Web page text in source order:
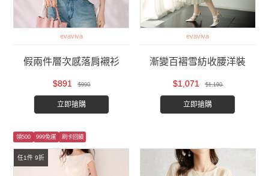
evaviva
假兩件層次感落肩襯衫
$891 $990
立即搶購
evaviva
漸變百褶雪紡收腰洋裝
$1,071 $1,190
立即搶購
任1件 9折
領500 999免運 刷卡回饋